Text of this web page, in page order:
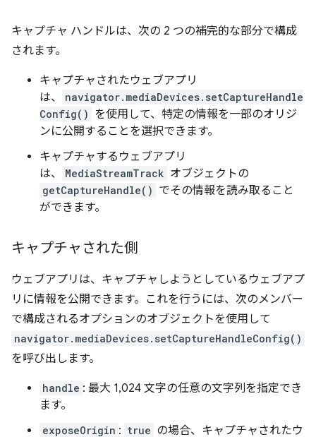
キャプチャ ハンドルは、次の 2 つの補完的な部分で構成
されます。
キャプチャされたウェブアプリ
は、
navigator.mediaDevices.setCaptureHandle
Config() を使用して、特定の情報を一部のオリジ
ンに公開することを選択できます。
キャプチャするウェブアプリ
は、
MediaStreamTrack オブジェクトの
getCaptureHandle() でその情報を読み取ること
ができます。
キャプチャされた側
ウェブアプリは、キャプチャしようとしているウェブアプ
リに情報を公開できます。これを行うには、次のメンバー
で構成されるオプションのオブジェクトを使用して
navigator.mediaDevices.setCaptureHandleConfig()
を呼び出します。
handle : 最大 1,024 文字の任意の文字列を指定でき
ます。
exposeOrigin : true の場合、キャプチャされたウ